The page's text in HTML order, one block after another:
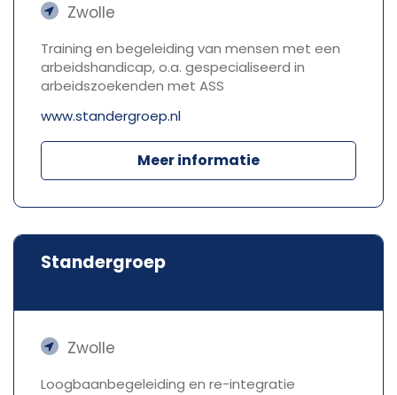
Zwolle
Training en begeleiding van mensen met een
arbeidshandicap, o.a. gespecialiseerd in
arbeidszoekenden met ASS
www.standergroep.nl
Meer informatie
Standergroep
Zwolle
Loogbaanbegeleiding en re-integratie